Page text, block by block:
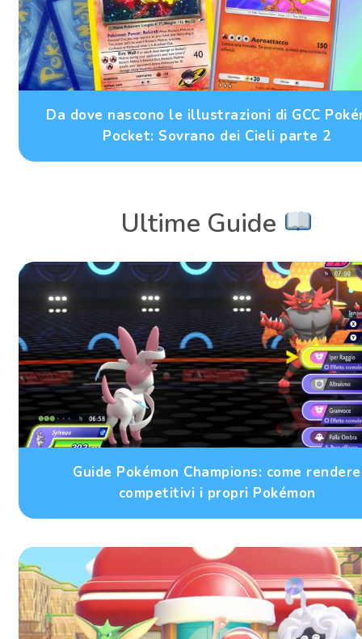
Da dove nascono le illustrazioni di GCC
Pocket: Sovrano dei Cieli parte 2
Ultime Guide
Guide Pokémon Champions: come rendere
competitivi i propri Pokémon